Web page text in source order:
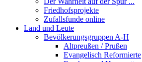
Friedhofsprojekte
Zufallsfunde online
Land und Leute
Bevölkerungsgruppen A-H
Altpreußen / Prußen
Evangelisch Reformierte